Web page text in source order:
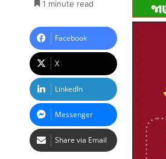
1 minute read
Facebook
X
LinkedIn
Messenger
Share via Email